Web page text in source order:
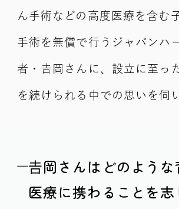
ん手術などの高度医療を含む
手術を無償で行うジャパンハ
者・𠮷岡さんに、設立に至っ
を続けられる中での思いを伺
𠮷岡さんはどのような
医療に携わることを